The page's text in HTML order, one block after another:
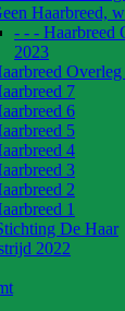
Haarbreed,
- - - Haarbreed
2023
7
6
5
4
3
2
1
De Haar
2022